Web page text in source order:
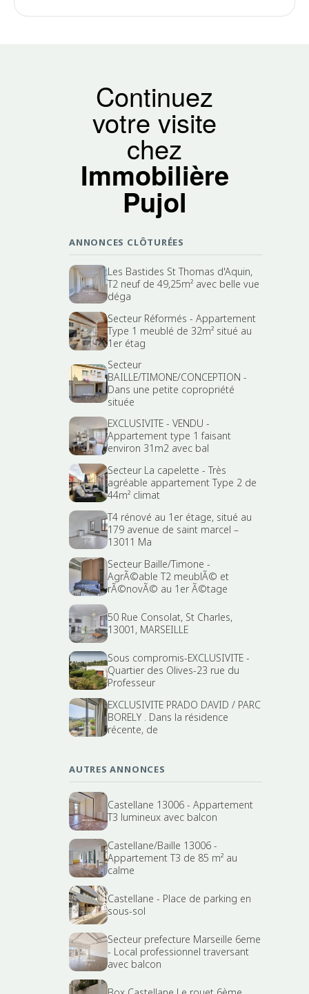
Continuez
votre visite
chez
Immobilière
Pujol
ANNONCES CLÔTURÉES
Les Bastides St Thomas d'Aquin,
T2 neuf de 49,25m² avec belle vue
déga
Secteur Réformés - Appartement
Type 1 meublé de 32m² situé au
1er étag
Secteur
BAILLE/TIMONE/CONCEPTION -
Dans une petite copropriété
située
EXCLUSIVITE - VENDU -
Appartement type 1 faisant
environ 31m2 avec bal
Secteur La capelette - Très
agréable appartement Type 2 de
44m² climat
T4 rénové au 1er étage, situé au
179 avenue de saint marcel –
13011 Ma
Secteur Baille/Timone -
AgrÃ©able T2 meublÃ© et
rÃ©novÃ© au 1er Ã©tage
50 Rue Consolat, St Charles,
13001, MARSEILLE
Sous compromis-EXCLUSIVITE -
Quartier des Olives-23 rue du
Professeur
EXCLUSIVITE PRADO DAVID / PARC
BORELY . Dans la résidence
récente, de
AUTRES ANNONCES
Castellane 13006 - Appartement
T3 lumineux avec balcon
Castellane/Baille 13006 -
Appartement T3 de 85 m² au
calme
Castellane - Place de parking en
sous-sol
Secteur prefecture Marseille 6eme
- Local professionnel traversant
avec balcon